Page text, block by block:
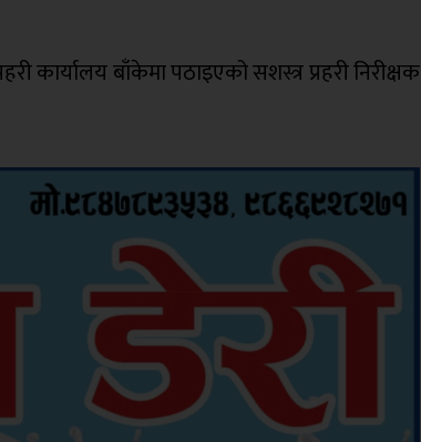
कार्यालय बाँकेमा पठाइएको सशस्त्र प्रहरी निरीक्षक